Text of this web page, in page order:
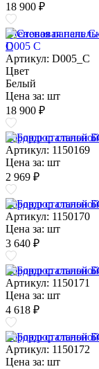
18 900 ₽
Стеновая панель
C
Артикул: D005_C
Цвет
Белый
Цена за: шт
18 900 ₽
Бордюр стальной
Артикул: 1150169
Цена за: шт
2 969 ₽
Бордюр стальной
Артикул: 1150170
Цена за: шт
3 640 ₽
Бордюр стальной
Артикул: 1150171
Цена за: шт
4 618 ₽
Бордюр стальной
Артикул: 1150172
Цена за: шт